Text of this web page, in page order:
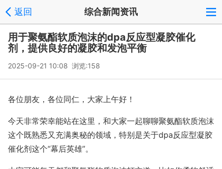
返回 综合新闻资讯
用于聚氨酯软质泡沫的dpa反应型凝胶催化
剂，提供良好的凝胶和发泡平衡
2025-09-21 10:08 浏览:158
各位朋友，各位同仁，大家上午好！
今天非常荣幸能站在这里，和大家一起聊聊聚氨酯软质泡沫
这个既熟悉又充满奥秘的领域，特别是关于dpa反应型凝胶
催化剂这个“幕后英雄”。